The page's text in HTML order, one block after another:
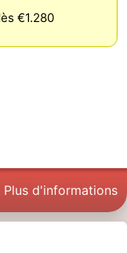
€1.280
Plus d'informations